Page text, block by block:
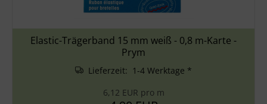
Elastic-Trägerband 15 mm weiß - 0,8 m-Karte -
Prym
Lieferzeit: 1-4 Werktage *
6,12 EUR pro m